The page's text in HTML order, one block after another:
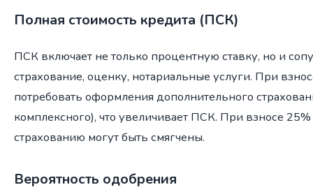
Полная стоимость кредита (ПСК)
ПСК включает не только процентную ставку, но и
страхование, оценку, нотариальные услуги. При
потребовать оформления дополнительного
комплексного), что увеличивает ПСК. При взносе
страхованию могут быть смягчены.
Вероятность одобрения